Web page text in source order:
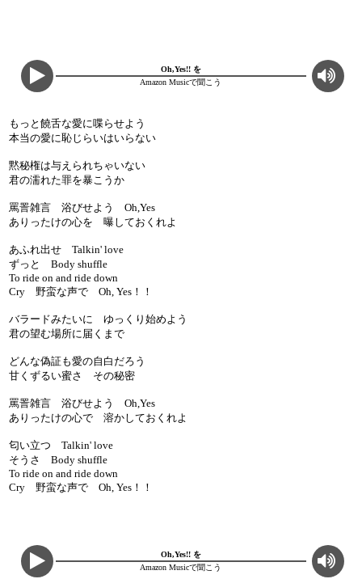
Oh,Yes!! を
Amazon Musicで聞こう
もっと饒舌な愛に喋らせよう
本当の愛に恥じらいはいらない
黙秘権は与えられちゃいない
君の濡れた罪を暴こうか
罵詈雑言 浴びせよう Oh,Yes
ありったけの心を 曝しておくれよ
あふれ出せ Talkin' love
ずっと Body shuffle
To ride on and ride down
Cry 野蛮な声で Oh, Yes！！
バラードみたいに ゆっくり始めよう
君の望む場所に届くまで
どんな偽証も愛の自白だろう
甘くずるい蜜さ その秘密
罵詈雑言 浴びせよう Oh,Yes
ありったけの心で 溶かしておくれよ
匂い立つ Talkin' love
そうさ Body shuffle
To ride on and ride down
Cry 野蛮な声で Oh, Yes！！
Oh,Yes!! を
Amazon Musicで聞こう